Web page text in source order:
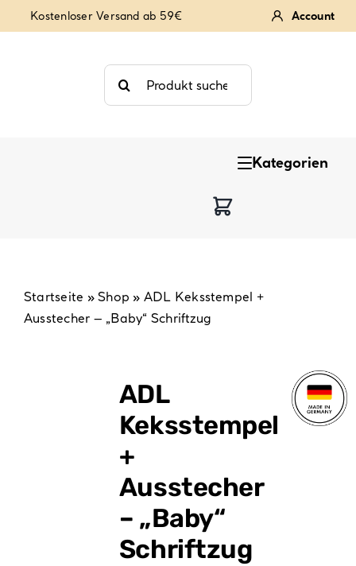
Inhalt
Kostenloser Versand ab 59€ Account
Suche
nach:
Kategorien
Backzubehör & Backwerkzeug
Partydekoration
Startseite »Shop » ADL Keksstempel +
Ausstecher – „Baby“ Schriftzug
ADL
Keksstempel
+
Ausstecher
– „Baby“
Schriftzug